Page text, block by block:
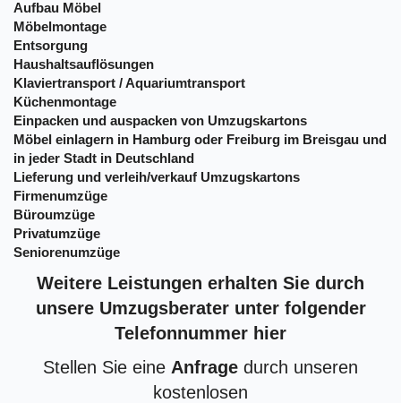
Aufbau Möbel
Möbelmontage
Entsorgung
Haushaltsauflösungen
Klaviertransport / Aquariumtransport
Küchenmontage
Einpacken und auspacken von Umzugskartons
Möbel einlagern in Hamburg oder Freiburg im Breisgau und
in jeder Stadt in Deutschland
Lieferung und verleih/verkauf Umzugskartons
Firmenumzüge
Büroumzüge
Privatumzüge
Seniorenumzüge
Weitere Leistungen erhalten Sie durch
unsere Umzugsberater unter folgender
Telefonnummer hier
Stellen Sie eine Anfrage durch unseren
kostenlosen